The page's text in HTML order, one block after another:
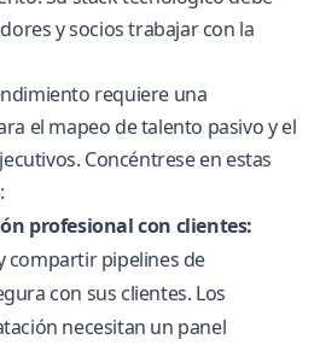
y socios trabajar con la
requiere una
el mapeo de talento pasivo y el
Concéntrese en estas
profesional con clientes:
compartir pipelines de
con sus clientes. Los
necesitan un panel